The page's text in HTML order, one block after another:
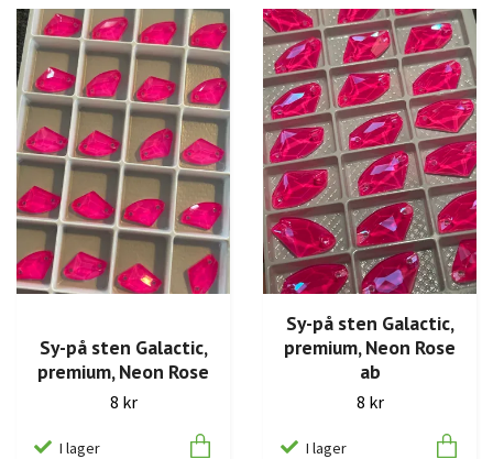
Sy-på sten Galactic,
premium, Neon Rose
8 kr
I lager
Sy-på sten Galactic,
premium, Neon Rose
ab
8 kr
I lager